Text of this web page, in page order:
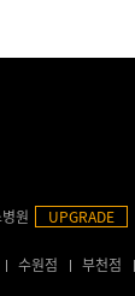
원 UPGRADE
수원점 부천점